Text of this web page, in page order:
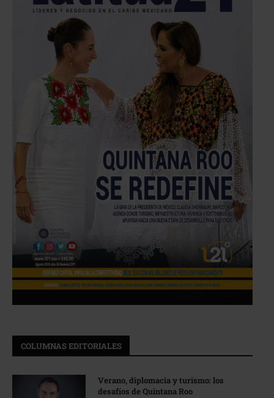
COLUMNAS EDITORIALES
Verano, diplomacia y turismo: los
desafíos de Quintana Roo